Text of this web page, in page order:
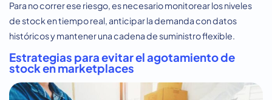
Para no correr ese riesgo, es necesario monitorear los niveles
de stock en tiempo real, anticipar la demanda con datos
históricos y mantener una cadena de suministro flexible.
Estrategias para evitar el agotamiento de
stock en marketplaces